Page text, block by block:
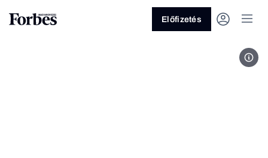
Előfizetés